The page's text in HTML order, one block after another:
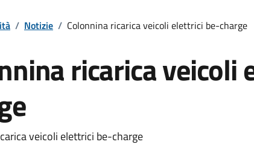
/ Notizie / Colonnina ricarica veicoli elettrici be-charge
ricarica veicoli
veicoli elettrici be-charge